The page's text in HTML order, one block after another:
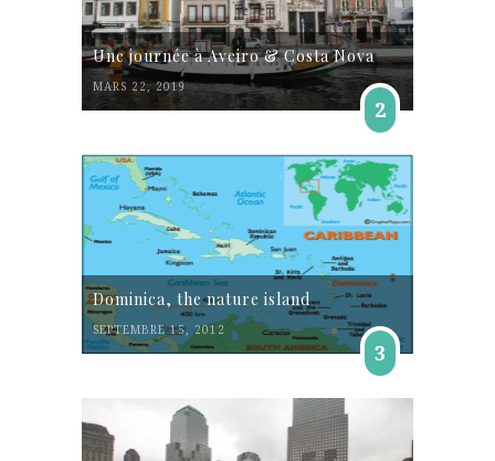
Une journée à Aveiro & Costa Nova
MARS 22, 2019
2
Dominica, the nature island
SEPTEMBRE 15, 2012
3